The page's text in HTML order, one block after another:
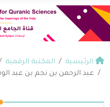
الرئيسية المكتبة الرقمية
عبد الرحمن بن نجم بن عبد